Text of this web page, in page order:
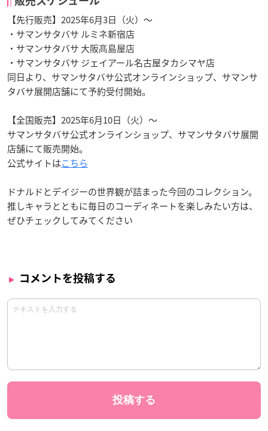
【先行販売】2025年6月3日（火）～
・サマンサタバサ ルミネ新宿店
・サマンサタバサ 大阪髙島屋店
・サマンサタバサ ジェイアール名古屋タカシマヤ店
同日より、サマンサタバサ公式オンラインショップ、サマンサ
タバサ展開店舗にて予約受付開始。
【全国販売】2025年6月10日（火）～
サマンサタバサ公式オンラインショップ、サマンサタバサ展開
店舗にて販売開始。
公式サイトはこちら
ドナルドとデイジーの世界観が詰まった今回のコレクション。
推しキャラとともに毎日のコーディネートを楽しみたい方は、
ぜひチェックしてみてください
コメントを投稿する